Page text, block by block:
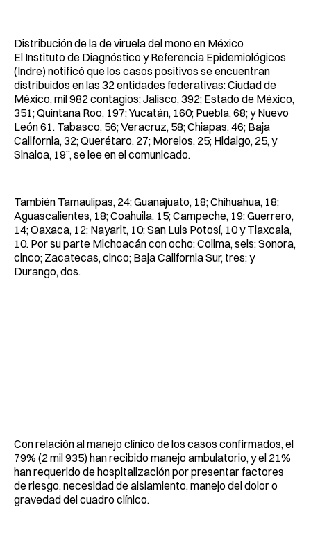
Distribución de la de viruela del mono en México
El Instituto de Diagnóstico y Referencia Epidemiológicos
(Indre) notificó que los casos positivos se encuentran
distribuidos en las 32 entidades federativas: Ciudad de
México, mil 982 contagios; Jalisco, 392; Estado de México,
351; Quintana Roo, 197; Yucatán, 160; Puebla, 68; y Nuevo
León 61. Tabasco, 56; Veracruz, 58; Chiapas, 46; Baja
California, 32; Querétaro, 27; Morelos, 25; Hidalgo, 25, y
Sinaloa, 19”, se lee en el comunicado.
También Tamaulipas, 24; Guanajuato, 18; Chihuahua, 18;
Aguascalientes, 18; Coahuila, 15; Campeche, 19; Guerrero,
14; Oaxaca, 12; Nayarit, 10; San Luis Potosí, 10 y Tlaxcala,
10. Por su parte Michoacán con ocho; Colima, seis; Sonora,
cinco; Zacatecas, cinco; Baja California Sur, tres; y
Durango, dos.
Con relación al manejo clínico de los casos confirmados, el
79% (2 mil 935) han recibido manejo ambulatorio, y el 21%
han requerido de hospitalización por presentar factores
de riesgo, necesidad de aislamiento, manejo del dolor o
gravedad del cuadro clínico.